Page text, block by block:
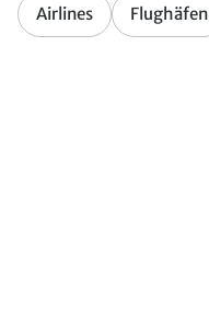
Airlines Flughäfen